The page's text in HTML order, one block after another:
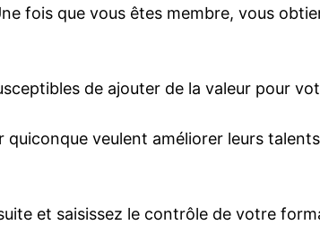
fois que vous êtes membre, vous
de ajouter de la valeur pour
veulent améliorer leurs
et saisissez le contrôle de votre